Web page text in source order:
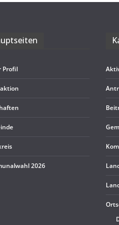
Pro­fil
2026